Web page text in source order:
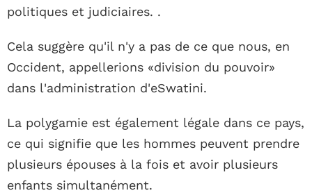
politiques et judiciaires. .
Cela suggère qu'il n'y a pas de ce que nous, en
Occident, appellerions «division du pouvoir»
dans l'administration d'eSwatini.
La polygamie est également légale dans ce pays,
ce qui signifie que les hommes peuvent prendre
plusieurs épouses à la fois et avoir plusieurs
enfants simultanément.